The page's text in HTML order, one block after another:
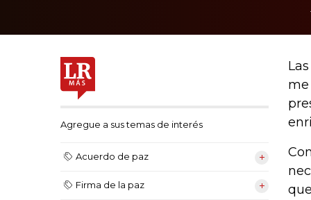
Agregue a sus temas de interés
Acuerdo de paz
Firma de la paz